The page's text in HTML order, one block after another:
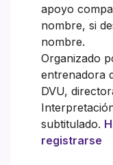
apoyo
nombre, si
nombre.
Organizado
entrenadora
DVU,
subtitulado.
registrarse